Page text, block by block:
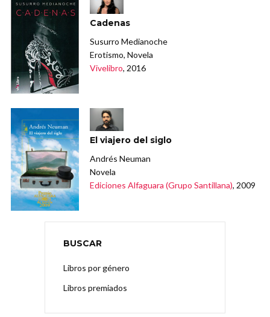
Cadenas
Susurro Medianoche
Erotismo, Novela
Vivelibro, 2016
El viajero del siglo
Andrés Neuman
Novela
Ediciones Alfaguara (Grupo Santillana), 2009
BUSCAR
Libros por género
Libros premiados